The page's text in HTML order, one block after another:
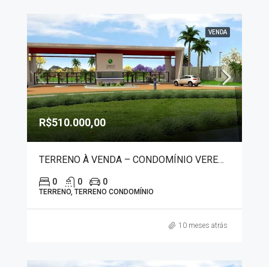
VENDA
R$510.000,00
TERRENO À VENDA – CONDOMÍNIO VEREDAS DE FRANCA 9426
0 0 0
TERRENO, TERRENO CONDOMÍNIO
10 meses atrás